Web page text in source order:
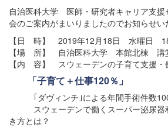
自治医科大学 医師・研究者キャリア支援
会のご案内がまいりましたのでお知らせい
【日 時】 2019年12月18日 水曜日
【場 所】 自治医科大学 本館北棟 講
【内 容】 スウェーデンの子育て支援・
「子育て＋仕事120％」
｢ダヴィンチ｣による年間手術件数
スウェーデンで働くスーパー泌尿器
き方とは？